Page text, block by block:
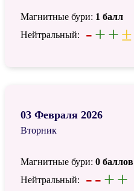
Магнитные бури: 1 балл
Нейтральный:
-++±
03 Февраля 2026
Вторник
Магнитные бури: 0 баллов
Нейтральный:
--++